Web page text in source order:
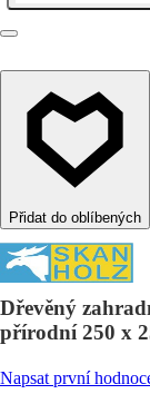
Dřevěný
přírodní 250 x
Napsat první